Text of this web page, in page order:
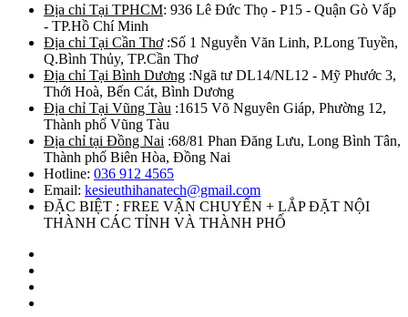
Địa chỉ Tại TPHCM: 936 Lê Đức Thọ - P15 - Quận Gò Vấp
- TP.Hồ Chí Minh
Địa chỉ Tại Cần Thơ:Số 1 Nguyễn Văn Linh, P.Long Tuyền,
Q.Bình Thủy, TP.Cần Thơ
Địa chỉ Tại Bình Dương :Ngã tư DL14/NL12 - Mỹ Phước 3,
Thới Hoà, Bến Cát, Bình Dương
Địa chỉ Tại Vũng Tàu :1615 Võ Nguyên Giáp, Phường 12,
Thành phố Vũng Tàu
Địa chỉ tại Đồng Nai :68/81 Phan Đăng Lưu, Long Bình Tân,
Thành phố Biên Hòa, Đồng Nai
Hotline: 036 912 4565
Email: kesieuthihanatech@gmail.com
ĐẶC BIỆT : FREE VẬN CHUYỂN + LẮP ĐẶT NỘI
THÀNH CÁC TỈNH VÀ THÀNH PHỐ